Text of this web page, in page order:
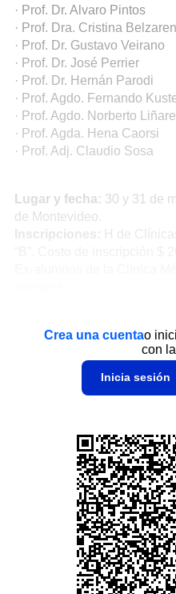
· Prof. Dr. Alvaro Pintos
· Prof. Dra. Cristina
· Prof. Dr. Gustavo Veirano
· Prof. Dr. José Perrier
· Prof. Dr. Hernán Parodi
· Prof. Agdo. Fernando
· Prof. Agdo. Norberto
· Prof. Agda. Hena Caorsi
· Prof. Adj. Claudio Sosa
Lugar y fecha: 30 y 31 de
de Montevideo.
Inscripciones:
H de
Crea una cuentao
con
Inicia sesión